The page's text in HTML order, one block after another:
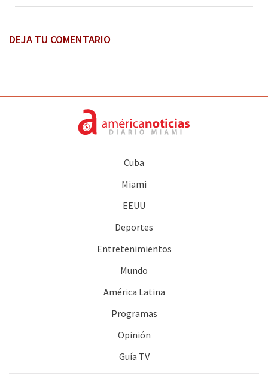
DEJA TU COMENTARIO
Cuba
Miami
EEUU
Deportes
Entretenimientos
Mundo
América Latina
Programas
Opinión
Guía TV